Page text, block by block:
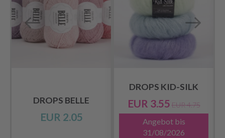
DROPS BELLE
EUR 2.05
DROPS KID-SILK
EUR 3.55 EUR 4.75
Angebot bis
31/08/2026